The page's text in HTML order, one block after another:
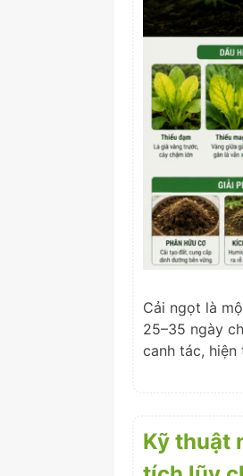
Cải ngọt là
25–35 ngày
canh tác,
Kỹ thuật